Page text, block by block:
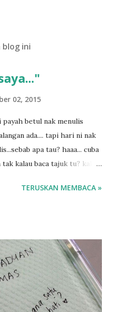
ini
02, 2015
payah betul nak menulis
ada.... tapi hari ni nak
apa tau? haaa... cuba
kalau baca tajuk tu? kalau
ANAK AKU ....adoiiii
Giant beli barang
kereta tu biasalah kan
anak jalan sampai masuk
4 macam kami ni bahagi-
dan biasanya aku akan
TERUSKAN MEMBACA »